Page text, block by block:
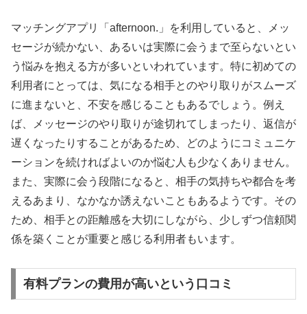
マッチングアプリ「afternoon.」を利用していると、メッ
セージが続かない、あるいは実際に会うまで至らないとい
う悩みを抱える方が多いといわれています。特に初めての
利用者にとっては、気になる相手とのやり取りがスムーズ
に進まないと、不安を感じることもあるでしょう。例え
ば、メッセージのやり取りが途切れてしまったり、返信が
遅くなったりすることがあるため、どのようにコミュニケ
ーションを続ければよいのか悩む人も少なくありません。
また、実際に会う段階になると、相手の気持ちや都合を考
えるあまり、なかなか誘えないこともあるようです。その
ため、相手との距離感を大切にしながら、少しずつ信頼関
係を築くことが重要と感じる利用者もいます。
有料プランの費用が高いという口コミ